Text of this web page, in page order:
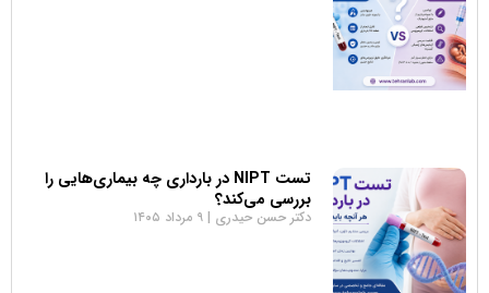
تست NIPT در بارداری چه بیماری‌هایی را
بررسی می‌کند؟
دکتر حسن حیدری ۹ مرداد ۱۴۰۵